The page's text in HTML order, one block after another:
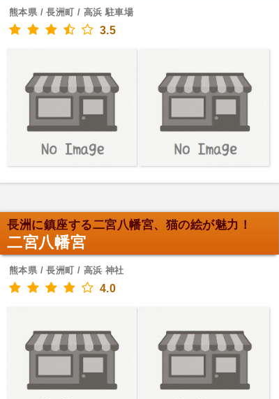
熊本県 / 長洲町 / 高浜 駐車場
3.5
長洲に鎮座する二宮八幡宮、猫の絵が魅力！
二宮八幡宮
熊本県 / 長洲町 / 高浜 神社
4.0